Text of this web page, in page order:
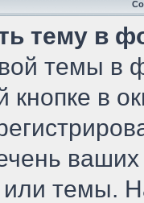
тему в
темы в
кнопке в
ваших
темы.